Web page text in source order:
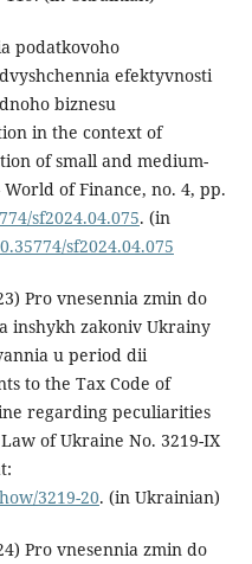
podatkovoho
efektyvnosti
biznesu
in the context of
of small and medium-
of Finance, no. 4, pp.
sf2024.04.075. (in
sf2024.04.075
Pro vnesennia zmin do
inshykh zakoniv Ukrainy
u period dii
to the Tax Code of
regarding peculiarities
of Ukraine No. 3219-IX
3219-20. (in Ukrainian)
Pro vnesennia zmin do